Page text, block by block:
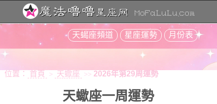
天蝎座頻道 星座運勢 月份表
位置： 首頁 > 天蠍座 >> 2026年第29周運勢
天蠍座一周運勢